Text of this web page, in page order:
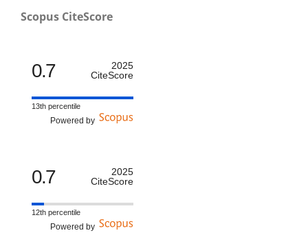
Scopus CiteScore
0.7
2025
CiteScore
13th percentile
Powered by
0.7
2025
CiteScore
12th percentile
Powered by